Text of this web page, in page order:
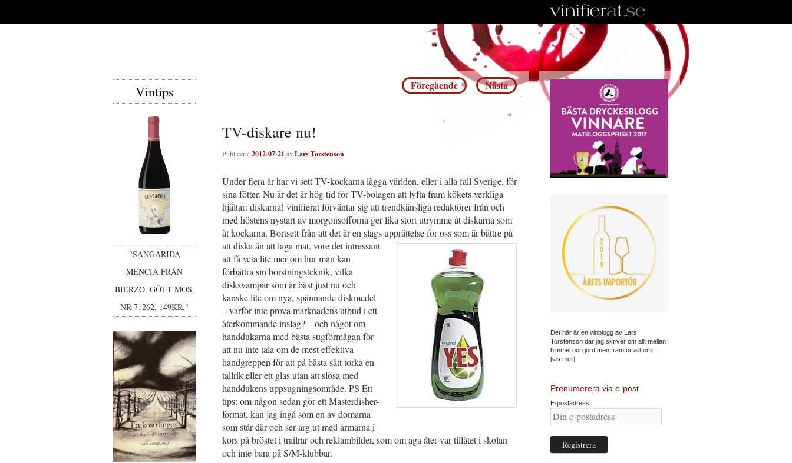
Inläggsnavigering
Föregående Nästa
TV-diskare nu!
Publicerat2012-07-21 avLars Torstenson
Under flera år har vi sett TV-kockarna lägga världen, eller i alla fall Sverige, för
sina fötter. Nu är det är hög tid för TV-bolagen att lyfta fram kökets verkliga
hjältar: diskarna! vinifierat förväntar sig att trendkänsliga redaktörer från och
med höstens nystart av morgonsofforna ger lika stort utrymme åt diskarna som
åt kockarna. Bortsett från att det är en slagsupprättelse för oss som är bättre på
att diska än att laga mat, vore det intressant
att få veta lite mer om hur man kan
förbättra sin borstningsteknik, vilka
disksvampar som är bäst just nu och
kanske lite om nya, spännande diskmedel
– varför inte prova marknadens utbud i ett
återkommande inslag? – och något om
handdukarna med bästa sugförmågan för
att nu inte tala om de mest effektiva
handgreppen för att på bästa sätt torka en
tallrik eller ett glas utan att slösa med
handdukens uppsugningsområde. PS Ett
tips: om någon sedan gör ett Masterdisher-
format, kan jag ingå som en av domarna
som står där och ser arg ut med armarna i
kors på bröstet i trailrar och reklambilder, som om aga åter var tillåtet i skolan
och inte bara på S/M-klubbar.
Det här är en vinblogg av Lars
Torstenson där jag skriver om allt mellan
himmel och jord men framför allt om...
[läs mer]
Prenumerera via e-post
E-postadress:
Vintips
"SANGARIDA
MENCIA FRÅN
BIERZO, GÔTT MOS,
NR 71262, 149KR."